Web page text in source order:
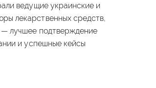
ведущие украинские и
лекарственных средств,
— лучшее подтверждение
и успешные кейсы